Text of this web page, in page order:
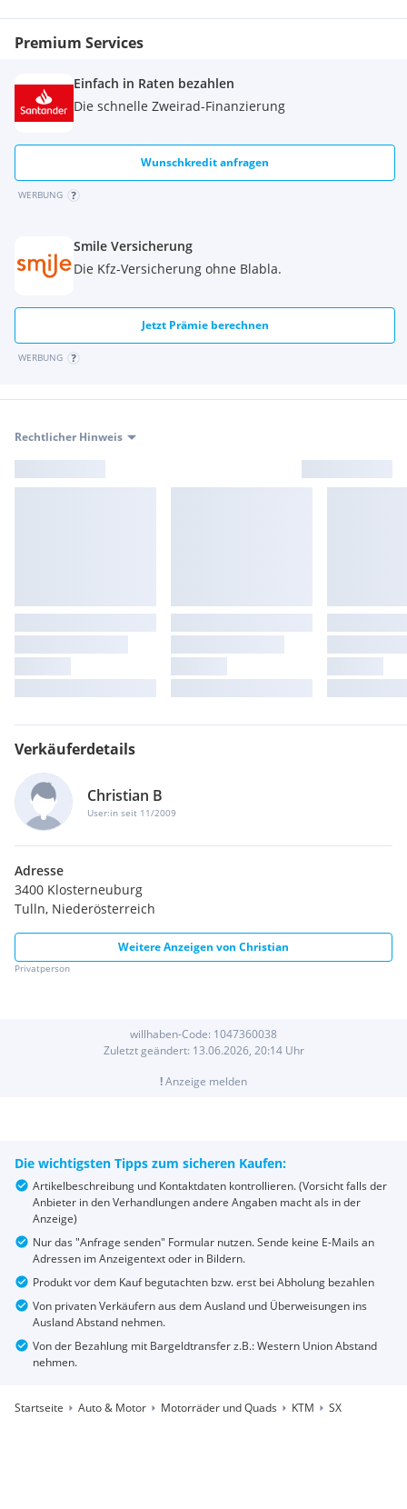
Premium Services
Einfach in Raten bezahlen
Die schnelle Zweirad-Finanzierung
Wunschkredit anfragen
WERBUNG
Smile Versicherung
Die Kfz-Versicherung ohne Blabla.
Jetzt Prämie berechnen
WERBUNG
Rechtlicher Hinweis
Verkäuferdetails
Christian B
User:in seit 11/2009
Adresse
3400 Klosterneuburg
Tulln, Niederösterreich
Weitere Anzeigen von Christian
Privatperson
willhaben-Code: 1047360038
Zuletzt geändert: 13.06.2026, 20:14Uhr
!Anzeige melden
Die wichtigsten Tipps zum sicheren Kaufen:
Artikelbeschreibung und Kontaktdaten kontrollieren. (Vorsicht falls der
Anbieter in den Verhandlungen andere Angaben macht als in der
Anzeige)
Nur das "Anfrage senden" Formular nutzen. Sende keine E-Mails an
Adressen im Anzeigentext oder in Bildern.
Produkt vor dem Kauf begutachten bzw. erst bei Abholung bezahlen
Von privaten Verkäufern aus dem Ausland und Überweisungen ins
Ausland Abstand nehmen.
Von der Bezahlung mit Bargeldtransfer z.B.: Western Union Abstand
nehmen.
Startseite Auto & Motor Motorräder und Quads KTM SX